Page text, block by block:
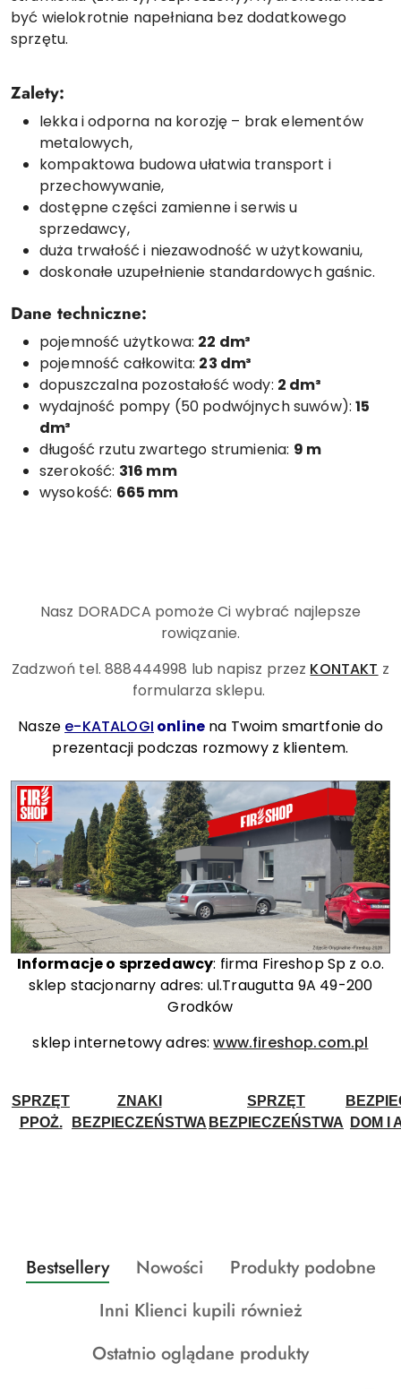
być wielokrotnie napełniana bez dodatkowego
sprzętu.
Zalety:
lekka i odporna na korozję – brak elementów
metalowych,
kompaktowa budowa ułatwia transport i
przechowywanie,
dostępne części zamienne i serwis u
sprzedawcy,
duża trwałość i niezawodność w użytkowaniu,
doskonałe uzupełnienie standardowych gaśnic.
Dane techniczne:
pojemność użytkowa: 22 dm³
pojemność całkowita: 23 dm³
dopuszczalna pozostałość wody: 2 dm³
wydajność pompy (50 podwójnych suwów):15
dm³
długość rzutu zwartego strumienia: 9 m
szerokość: 316 mm
wysokość: 665 mm
Nasz DORADCA pomoże Ci wybrać najlepsze
rowiązanie.
Zadzwoń tel. 888444998 lub napisz przez KONTAKT z
formularza sklepu.
Nasze e-KATALOGI online na Twoim smartfonie do
prezentacji podczas rozmowy z klientem.
Informacje o sprzedawcy: firma Fireshop Sp z o.o.
sklep stacjonarny adres: ul.Traugutta 9A 49-200
Grodków
sklep internetowy adres:www.fireshop.com.pl
SPRZĘT
PPOŻ.
ZNAKI
BEZPIECZEŃSTWA
SPRZĘT
BEZPIECZEŃSTWA
DOM I
Pomiń karuzelę produktów
Produkty
o
Bestsellery
Produkty
statusie:
Nowości
Produkty
statusie:
Produkty podobne
Produkty
statusie:
Inni Klienci kupili również
Produkty
Ostatnio oglądane produkty